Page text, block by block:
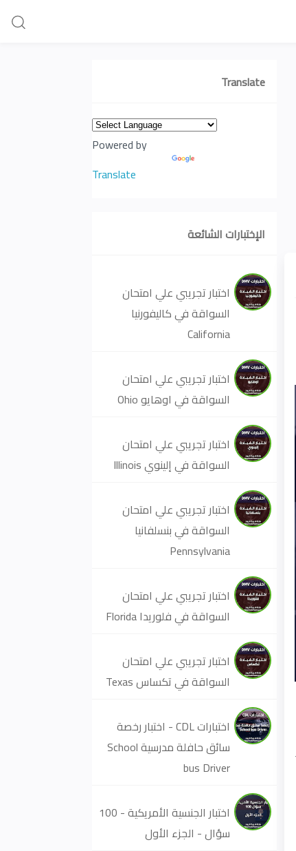
Translate
Powered by
Translate
الإختبارات الشائعة
اختبار تجريبي علي امتحان
السواقة في كاليفورنيا
California
اختبار تجريبي علي امتحان
السواقة في اوهايو Ohio
اختبار تجريبي علي امتحان
السواقة في إلينوي Illinois
اختبار تجريبي علي امتحان
السواقة في بنسلفانيا
Pennsylvania
اختبار تجريبي علي امتحان
السواقة في فلوريدا Florida
اختبار تجريبي علي امتحان
السواقة في تكساس Texas
اختبارات CDL - اختبار رخصة
سائق حافلة مدرسية School
bus Driver
اختبار الجنسية الأمريكية - 100
سؤال - الجزء الأول